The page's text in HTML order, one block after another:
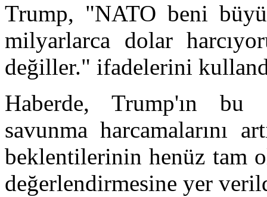
Trump, "NATO beni
milyarlarca dolar
değiller." ifadelerini
Haberde, Trump'ın bu
savunma harcamalarını
beklentilerinin henüz tam
değerlendirmesine yer